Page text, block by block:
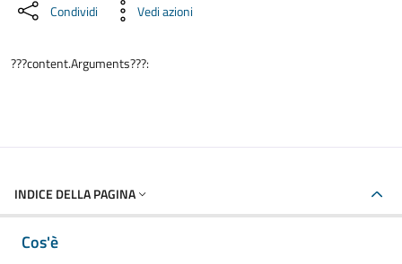
Condividi Vedi azioni
???content.Arguments???:
INDICE DELLA PAGINA
Cos'è